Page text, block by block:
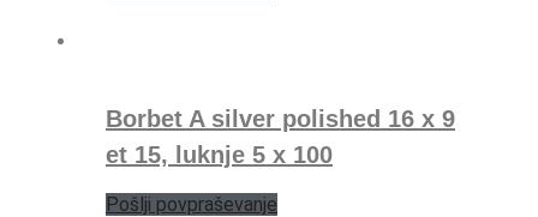
Borbet A silver polished 16 x 9
et 15, luknje 5 x 100
Pošlji povpraševanje